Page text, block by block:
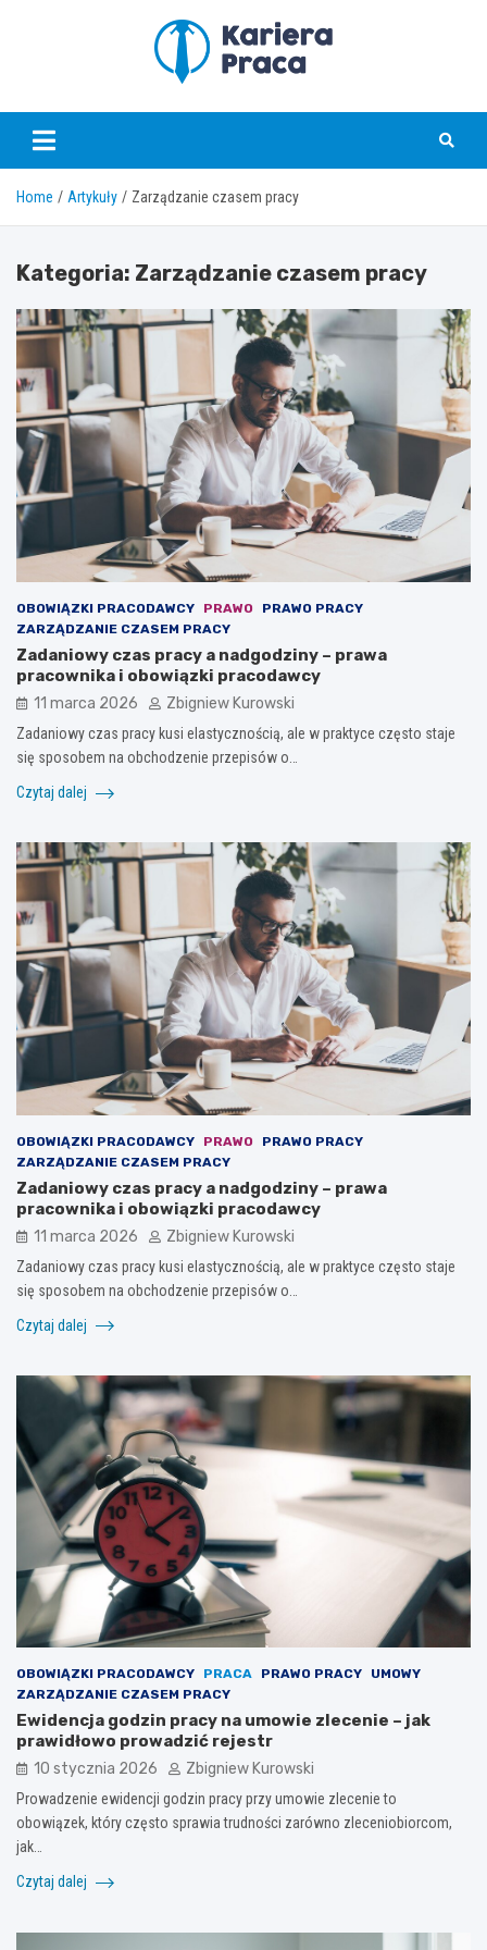
karierapraca.pl
Home Artykuły Zarządzanie czasem pracy
Kategoria: Zarządzanie czasem pracy
OBOWIĄZKI PRACODAWCY PRAWO
PRAWO PRACY
ZARZĄDZANIE CZASEM PRACY
Zadaniowy czas pracy a nadgodziny – prawa
pracownika i obowiązki pracodawcy
11 marca 2026 Zbigniew Kurowski
Zadaniowy czas pracy kusi elastycznością, ale w praktyce często staje
się sposobem na obchodzenie przepisów o…
Czytaj dalej
OBOWIĄZKI PRACODAWCY PRAWO
PRAWO PRACY
ZARZĄDZANIE CZASEM PRACY
Zadaniowy czas pracy a nadgodziny – prawa
pracownika i obowiązki pracodawcy
11 marca 2026 Zbigniew Kurowski
Zadaniowy czas pracy kusi elastycznością, ale w praktyce często staje
się sposobem na obchodzenie przepisów o…
Czytaj dalej
OBOWIĄZKI PRACODAWCY PRACA PRAWO PRACY
UMOWY
ZARZĄDZANIE CZASEM PRACY
Ewidencja godzin pracy na umowie zlecenie – jak
prawidłowo prowadzić rejestr
10 stycznia 2026 Zbigniew Kurowski
Prowadzenie ewidencji godzin pracy przy umowie zlecenie to
obowiązek, który często sprawia trudności zarówno zleceniobiorcom,
jak…
Czytaj dalej